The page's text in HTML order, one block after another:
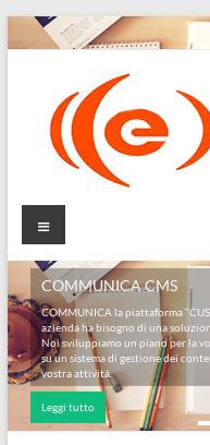
Salta
al
Echopress
s.r.l.
–
soluzioni
ICT
for
Menu
COMMUNICA CMS
COMMUNICA la piattaforma
azienda ha bisogno di una
Noi sviluppiamo un piano per la
su un sistema di gestione dei
vostra attivitá.
Leggi tutto